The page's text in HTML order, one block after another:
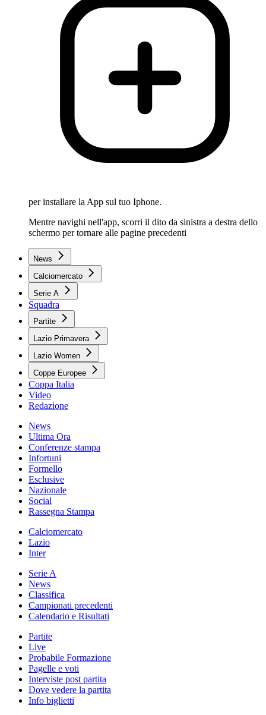
per installare la App sul tuo Iphone.
Mentre navighi nell'app, scorri il dito da sinistra a destra dello
schermo per tornare alle pagine precedenti
News
Calciomercato
Serie A
Squadra
Partite
Lazio Primavera
Lazio Women
Coppe Europee
Coppa Italia
Video
Redazione
News
Ultima Ora
Conferenze stampa
Infortuni
Formello
Esclusive
Nazionale
Social
Rassegna Stampa
Calciomercato
Lazio
Inter
Serie A
News
Classifica
Campionati precedenti
Calendario e Risultati
Partite
Live
Probabile Formazione
Pagelle e voti
Interviste post partita
Dove vedere la partita
Info biglietti